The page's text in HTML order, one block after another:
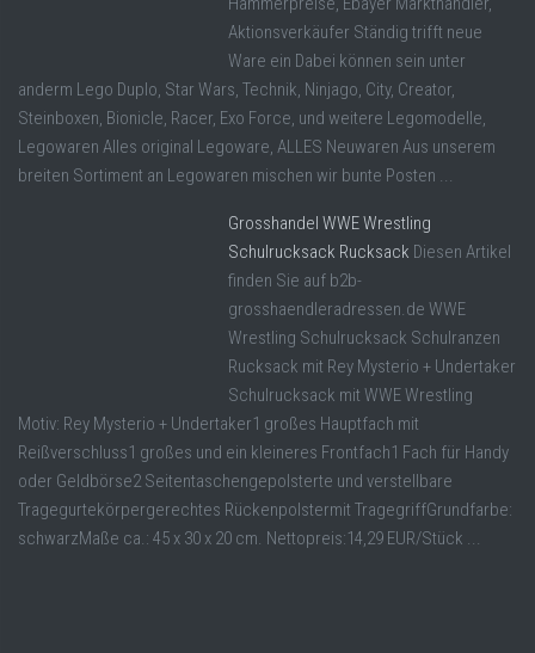
Aktionsverkäufer Ständig trifft neue
Ware ein Dabei können sein unter
anderm Lego Duplo, Star Wars, Technik, Ninjago, City, Creator,
Steinboxen, Bionicle, Racer, Exo Force, und weitere Legomodelle,
Legowaren Alles original Legoware, ALLES Neuwaren Aus unserem
breiten Sortiment an Legowaren mischen wir bunte Posten ...
Grosshandel WWE Wrestling
Schulrucksack Rucksack Diesen Artikel
finden Sie auf b2b-
grosshaendleradressen.de WWE
Wrestling Schulrucksack Schulranzen
Rucksack mit Rey Mysterio + Undertaker
Schulrucksack mit WWE Wrestling
Motiv: Rey Mysterio + Undertaker1 großes Hauptfach mit
Reißverschluss1 großes und ein kleineres Frontfach1 Fach für Handy
oder Geldbörse2 Seitentaschengepolsterte und verstellbare
Tragegurtekörpergerechtes Rückenpolstermit TragegriffGrundfarbe:
schwarzMaße ca.: 45 x 30 x 20 cm. Nettopreis:14,29 EUR/Stück ...